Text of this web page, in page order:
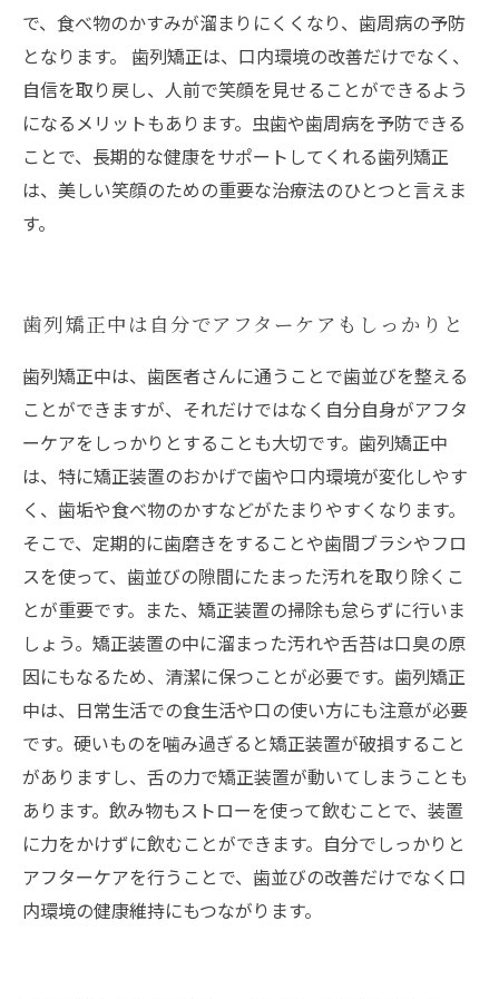
で、食べ物のかすみが溜まりにくくなり、歯周病の予防
となります。 歯列矯正は、口内環境の改善だけでなく、
自信を取り戻し、人前で笑顔を見せることができるよう
になるメリットもあります。虫歯や歯周病を予防できる
ことで、長期的な健康をサポートしてくれる歯列矯正
は、美しい笑顔のための重要な治療法のひとつと言えま
す。
歯列矯正中は自分でアフターケアもしっかりと
歯列矯正中は、歯医者さんに通うことで歯並びを整える
ことができますが、それだけではなく自分自身がアフタ
ーケアをしっかりとすることも大切です。歯列矯正中
は、特に矯正装置のおかげで歯や口内環境が変化しやす
く、歯垢や食べ物のかすなどがたまりやすくなります。
そこで、定期的に歯磨きをすることや歯間ブラシやフロ
スを使って、歯並びの隙間にたまった汚れを取り除くこ
とが重要です。また、矯正装置の掃除も怠らずに行いま
しょう。矯正装置の中に溜まった汚れや舌苔は口臭の原
因にもなるため、清潔に保つことが必要です。歯列矯正
中は、日常生活での食生活や口の使い方にも注意が必要
です。硬いものを噛み過ぎると矯正装置が破損すること
がありますし、舌の力で矯正装置が動いてしまうことも
あります。飲み物もストローを使って飲むことで、装置
に力をかけずに飲むことができます。自分でしっかりと
アフターケアを行うことで、歯並びの改善だけでなく口
内環境の健康維持にもつながります。